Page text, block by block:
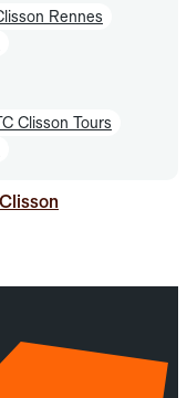
Rennes
Clisson Tours